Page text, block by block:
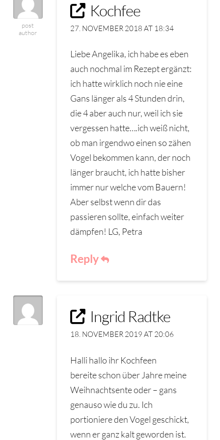
post
author
Kochfee
27. NOVEMBER 2018 AT 18:34
Liebe Angelika, ich habe es eben
auch nochmal im Rezept ergänzt:
ich hatte wirklich noch nie eine
Gans länger als 4 Stunden drin,
die 4 aber auch nur, weil ich sie
vergessen hatte….ich weiß nicht,
ob man irgendwo einen so zähen
Vogel bekommen kann, der noch
länger braucht, ich hatte bisher
immer nur welche vom Bauern!
Aber selbst wenn dir das
passieren sollte, einfach weiter
dämpfen! LG, Petra
Reply
Ingrid Radtke
18. NOVEMBER 2019 AT 20:06
Halli hallo ihr Kochfeen
bereite schon über Jahre meine
Weihnachtsente oder – gans
genauso wie du zu. Ich
portioniere den Vogel geschickt,
wenn er ganz kalt geworden ist.